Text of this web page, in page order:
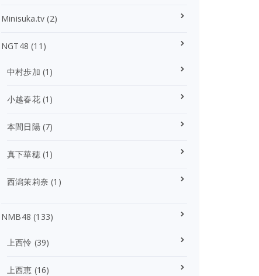
Minisuka.tv (2)
NGT48 (11)
中村歩加 (1)
小越春花(1)
本間日陽(7)
真下華穂(1)
西潟茉莉奈 (1)
NMB48 (133)
上西怜 (39)
上西恵 (16)